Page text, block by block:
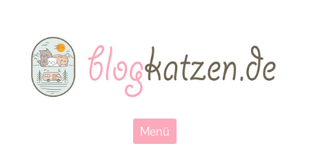
Blogkatzen
Menü
Inhalt